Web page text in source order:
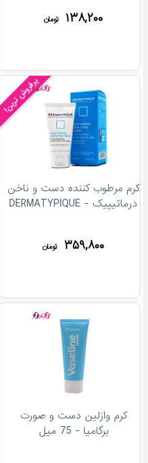
۱۳۸,۲۰۰ تومان
پرفروش ترین!
کرم مرطوب کننده دست و ناخن
درماتيپيک - DERMATYPIQUE
۳۵۹,۸۰۰ تومان
کرم وازلين دست و صورت
برگامیا - 75 میل